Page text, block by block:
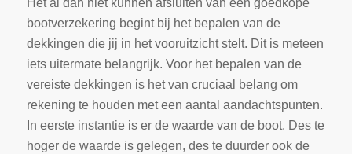
Het al dan niet kunnen afsluiten van een goedkope
bootverzekering begint bij het bepalen van de
dekkingen die jij in het vooruitzicht stelt. Dit is meteen
iets uitermate belangrijk. Voor het bepalen van de
vereiste dekkingen is het van cruciaal belang om
rekening te houden met een aantal aandachtspunten.
In eerste instantie is er de waarde van de boot. Des te
hoger de waarde is gelegen, des te duurder ook de